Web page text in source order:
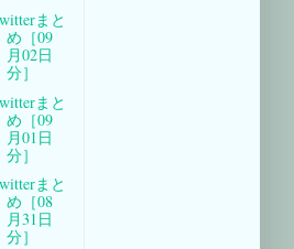
まと
め［09
月02日
分］
まと
め［09
月01日
分］
まと
め［08
月31日
分］